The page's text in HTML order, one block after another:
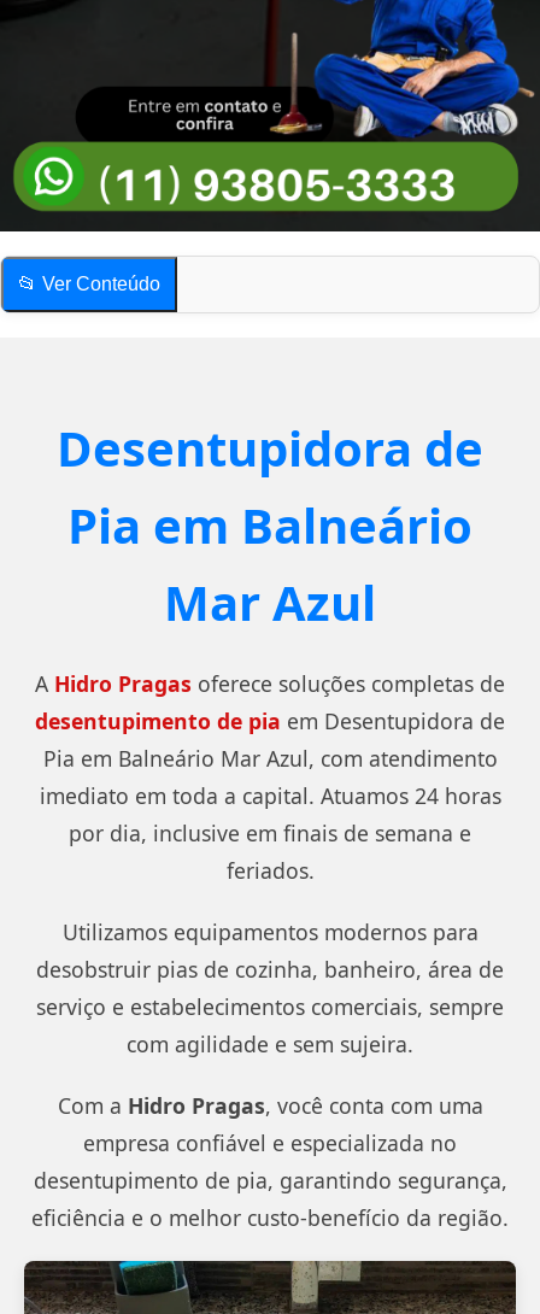
📂 Ver Conteúdo
Compartilhe esta página!
Desentupidora de Pia em Desentupidora de Pia em Balneário
Mar Azul
Como saber se a pia está entupida?
Desentupidora de
Pia em Balneário
Mar Azul
A Hidro Pragas oferece soluções completas de
desentupimento de pia em Desentupidora de
Pia em Balneário Mar Azul, com atendimento
imediato em toda a capital. Atuamos 24 horas
por dia, inclusive em finais de semana e
feriados.
Utilizamos equipamentos modernos para
desobstruir pias de cozinha, banheiro, área de
serviço e estabelecimentos comerciais, sempre
com agilidade e sem sujeira.
Com a Hidro Pragas, você conta com uma
empresa confiável e especializada no
desentupimento de pia, garantindo segurança,
eficiência e o melhor custo-benefício da região.